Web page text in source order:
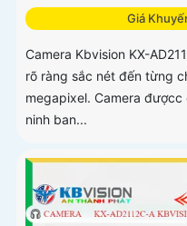
Giá
Camera Kbvision KX-
rõ ràng sắc nét đến từng
megapixel. Camera
ninh ban...